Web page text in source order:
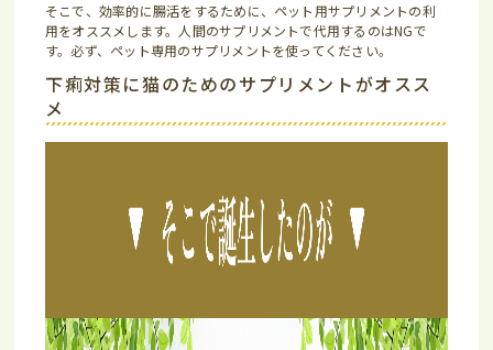
そこで、効率的に腸活をするために、ペット用サプリメントの利
用をオススメします。人間のサプリメントで代用するのはNGで
す。必ず、ペット専用のサプリメントを使ってください。
下痢対策に猫のためのサプリメントがオスス
メ